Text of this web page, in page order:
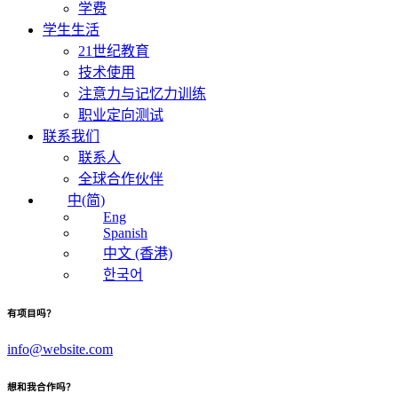
学费
学生生活
21世纪教育
技术使用
注意力与记忆力训练
职业定向测试
联系我们
联系人
全球合作伙伴
中(简)
Eng
Spanish
中文 (香港)
한국어
有项目吗？
info@website.com
想和我合作吗？